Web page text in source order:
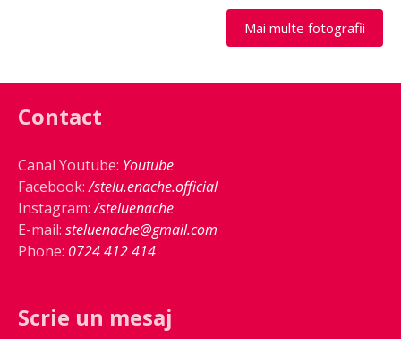
Mai multe fotografii
Contact
Canal Youtube: Youtube
Facebook:/stelu.enache.official
Instagram:/steluenache
E-mail: steluenache@gmail.com
Phone: 0724 412 414
Scrie un mesaj